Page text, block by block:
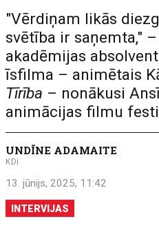
"Vērdiņam likās
svētība ir saņemta,"
akadēmijas
īsfilma – animētais
Tīrība – nonākusi
animācijas filmu
UNDĪNE ADAMAITE
KDi
13. jūnijs, 2025, 11:42
INTERVIJAS